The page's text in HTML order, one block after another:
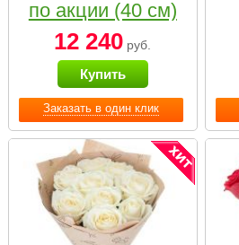
Заказать в один клик
по акции (40 см)
12 240 руб.
Купить